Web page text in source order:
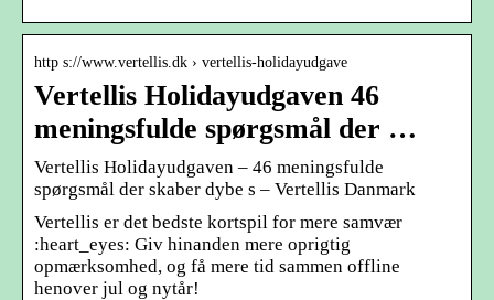
http s://www.vertellis.dk › vertellis-holidayudgave
Vertellis Holidayudgaven 46
meningsfulde spørgsmål der …
Vertellis Holidayudgaven – 46 meningsfulde
spørgsmål der skaber dybe s – Vertellis Danmark
Vertellis er det bedste kortspil for mere samvær
:heart_eyes: Giv hinanden mere oprigtig
opmærksomhed, og få mere tid sammen offline
henover jul og nytår!